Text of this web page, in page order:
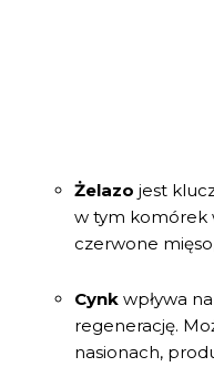
Żelazo jest
w tym komórek
czerwone
Cynk wpływa
regenerację.
nasionach,